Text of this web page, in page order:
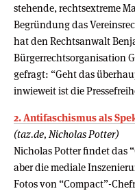
stehende, rechtsextreme
Begründung das
hat den Rechtsanwalt
Bürgerrechtsorganisation
gefragt: “Geht das
inwieweit ist die
2. Antifaschismus als
(taz.de, Nicholas Potter)
Nicholas Potter findet das
aber die mediale
Fotos von “Compact”-